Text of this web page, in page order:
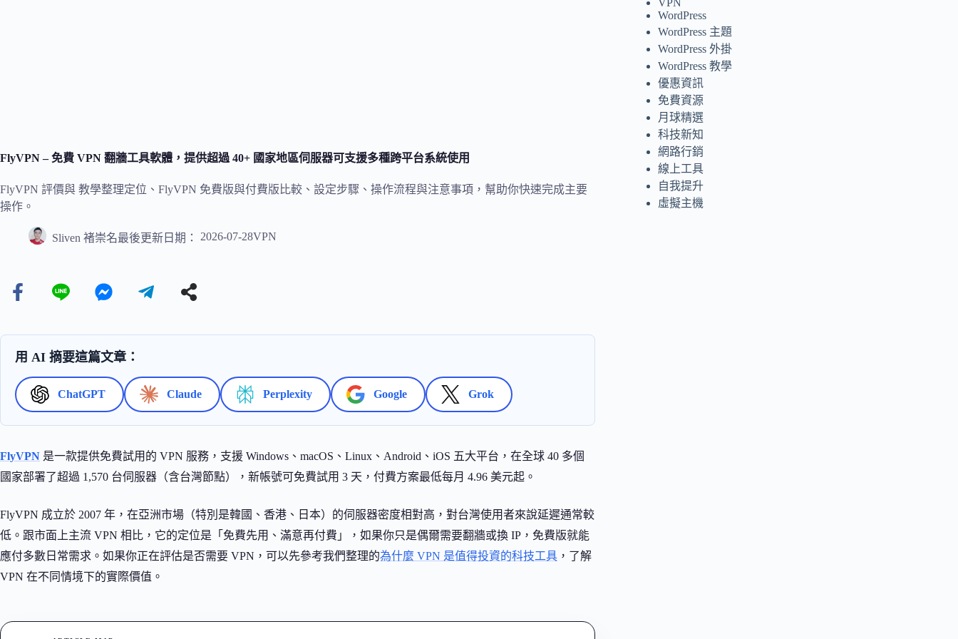
FlyVPN – 免費 VPN 翻牆工具軟體，提供超過 40+ 國家地區伺服器可支援多種跨平台系統使用
FlyVPN 評價與 教學整理定位、FlyVPN 免費版與付費版比較、設定步驟、操作流程與注意事項，幫助你快速完成主要
操作。
Sliven 褚崇名最後更新日期： 2026-07-28VPN
用 AI 摘要這篇文章：
ChatGPT Claude Perplexity Google Grok
FlyVPN 是一款提供免費試用的 VPN 服務，支援 Windows、macOS、Linux、Android、iOS 五大平台，在全球 40 多個
國家部署了超過 1,570 台伺服器（含台灣節點），新帳號可免費試用 3 天，付費方案最低每月 4.96 美元起。
FlyVPN 成立於 2007 年，在亞洲市場（特別是韓國、香港、日本）的伺服器密度相對高，對台灣使用者來說延遲通常較
低。跟市面上主流 VPN 相比，它的定位是「免費先用、滿意再付費」，如果你只是偶爾需要翻牆或換 IP，免費版就能
應付多數日常需求。如果你正在評估是否需要 VPN，可以先參考我們整理的為什麼 VPN 是值得投資的科技工具 ，了解
VPN 在不同情境下的實際價值。
WordPress
WordPress 主題
WordPress 外掛
WordPress 教學
優惠資訊
免費資源
月球精選
科技新知
網路行銷
線上工具
自我提升
虛擬主機